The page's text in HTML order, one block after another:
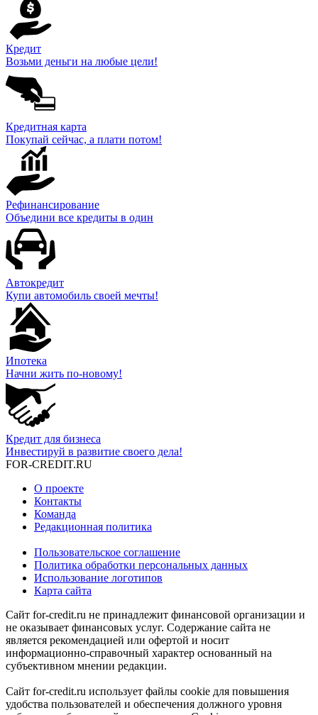
Кредит
Возьми деньги на любые цели!
Кредитная карта
Покупай сейчас, а плати потом!
Рефинансирование
Объедини все кредиты в один
Автокредит
Купи автомобиль своей мечты!
Ипотека
Начни жить по-новому!
Кредит для бизнеса
Инвестируй в развитие своего дела!
FOR-CREDIT.RU
О проекте
Контакты
Команда
Редакционная политика
Пользовательское соглашение
Политика обработки персональных данных
Использование логотипов
Карта сайта
Сайт for-credit.ru не принадлежит финансовой организации и
не оказывает финансовых услуг. Содержание сайта не
является рекомендацией или офертой и носит
информационно-справочный характер основанный на
субъективном мнении редакции.
Сайт for-credit.ru использует файлы cookie для повышения
удобства пользователей и обеспечения должного уровня